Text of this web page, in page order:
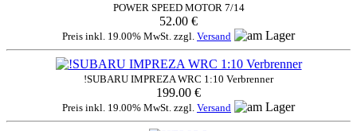
POWER SPEED MOTOR 7/14
52.00 €
Preis inkl. 19.00% MwSt. zzgl. Versand
!SUBARU IMPREZA WRC 1:10 Verbrenner
199.00 €
Preis inkl. 19.00% MwSt. zzgl. Versand